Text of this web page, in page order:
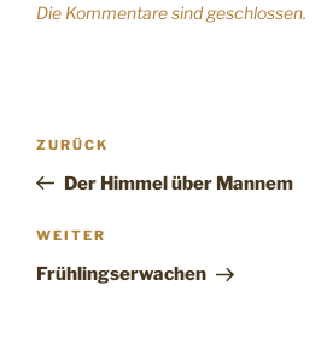
Die Kommentare sind geschlossen.
Beitragsnavigation
Vorheriger
Beitrag
ZURÜCK
Der Himmel über Mannem
Nächster
Beitrag
WEITER
Frühlingserwachen